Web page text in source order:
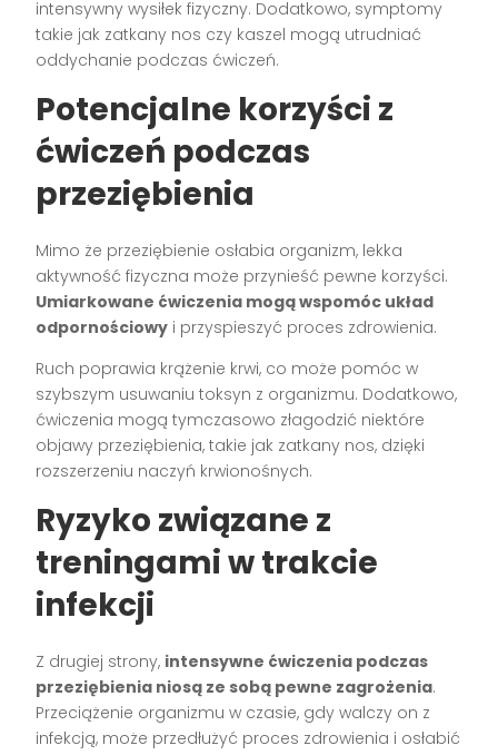
intensywny wysiłek fizyczny. Dodatkowo, symptomy
takie jak zatkany nos czy kaszel mogą utrudniać
oddychanie podczas ćwiczeń.
Potencjalne korzyści z
ćwiczeń podczas
przeziębienia
Mimo że przeziębienie osłabia organizm, lekka
aktywność fizyczna może przynieść pewne korzyści.
Umiarkowane ćwiczenia mogą wspomóc układ
odpornościowy i przyspieszyć proces zdrowienia.
Ruch poprawia krążenie krwi, co może pomóc w
szybszym usuwaniu toksyn z organizmu. Dodatkowo,
ćwiczenia mogą tymczasowo złagodzić niektóre
objawy przeziębienia, takie jak zatkany nos, dzięki
rozszerzeniu naczyń krwionośnych.
Ryzyko związane z
treningami w trakcie
infekcji
Z drugiej strony, intensywne ćwiczenia podczas
przeziębienia niosą ze sobą pewne zagrożenia.
Przeciążenie organizmu w czasie, gdy walczy on z
infekcją, może przedłużyć proces zdrowienia i osłabić